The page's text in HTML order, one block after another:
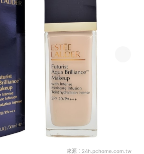
來源： 24h.pchome.com.tw